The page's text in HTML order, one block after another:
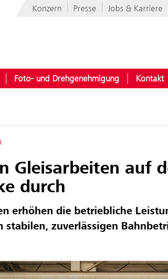
Konzern Presse Jobs & Karriere
Foto- und Drehgenehmigung Kontakt
Gleisarbeiten auf
durch
erhöhen die betriebliche
stabilen, zuverlässigen